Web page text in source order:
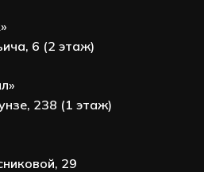
6 (2 этаж)
238 (1 этаж)
29